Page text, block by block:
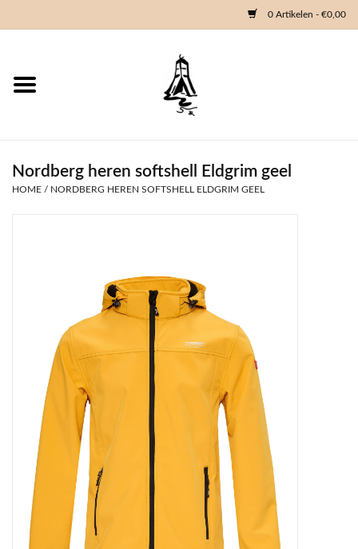
0 Artikelen - €0,00
Home
Kleding
Waterproof tassen
Nieuws
Nordberg heren softshell Eldgrim geel
HOME / NORDBERG HEREN SOFTSHELL ELDGRIM GEEL